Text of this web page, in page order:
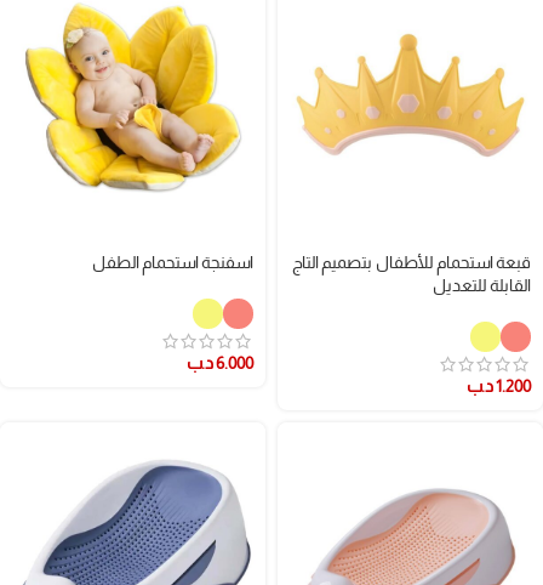
قبعة استحمام للأطفال بتصميم التاج
القابلة للتعديل
1.200د.ب
اسفنجة استحمام الطفل
6.000د.ب